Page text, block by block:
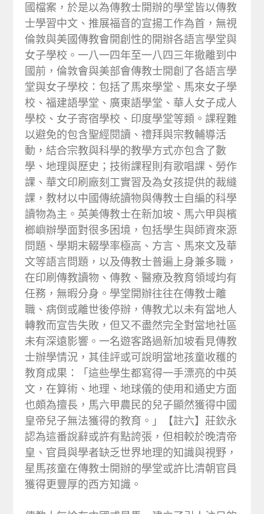
國檔案，於是以為傳教士開辦的學堂皆以傳教
士學習中文、推展福音的宣揚工作為首，無視
倫敦與美國傳教會開創性的開辦各語言學堂與
女子學校。一八一四年至一八四三年撤離到中
國前，倫敦會與美部會傳教士開創了各語言學
堂與女子學校：包括了馬來學堂、馬來女子學
校、福建語學堂、廣東語學堂、華人女子成人
學校、女子寄宿學校、印度學堂等類。課程難
以避免的包含聖經閱讀、禮拜與宗教輔導活
動，結合宗教與科學的教學方式亦包含了數
學、地理與歷史；技術課程則有歌唱課、勞作
課、華文印刷廠刻工實習及為女孩提供的裁縫
課，教材以中國傳統讀物與傳教士自編的科學
讀物為主。英美傳教士在新加坡、馬六甲與檳
榔嶼辦學面對很多困境，包括學生與師資來源
問題、學期末輟學率極高、方言、馬來文及華
文等語言問題，以及傳教士普遍上身兼多職，
在印刷傳教讀物、傳教、醫療及教育領域均有
任務，無暇分身。學堂開辦往往在傳教士離
職、病倒或離世後停辦，傳教尤以未有當地人
轉教而宣告失敗，但又不盡然完全對當地社區
未有深遠影響。一名遊客路過新加坡看見傳教
士辦學情況，其佳評或可說明當地孩童收穫的
教育成果：「這些學生都寫得一手漂亮的中英
文，在算術、地理、地球儀的使用和通史方面
也頗為擅長，馬六甲農民的兒子顯然獲得中國
皇帝兒子無法獲得的教育。」【註六】莊欽永
認為這番說辭或許有點誇張，但相較於晚清帝
皇、官員與學者缺乏世界地理的知識與視野，
星馬孩童在傳教士開辦的學堂或許比清朝官員
獲得更豐厚的西方知識。